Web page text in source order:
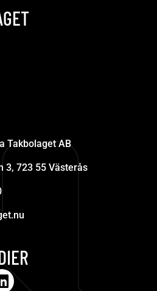
Takbolaget AB
3, 723 55 Västerås